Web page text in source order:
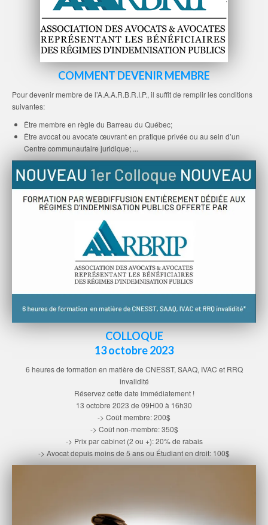
COMMENT DEVENIR MEMBRE
Pour devenir membre de l’A.A.A.R.B.R.I.P., il suffit de remplir les conditions
suivantes:
Être membre en règle du Barreau du Québec;
Être avocat ou avocate œuvrant en pratique privée ou au sein d’un
Centre communautaire juridique; ...
COLLOQUE
13 octobre 2023
6 heures de formation en matière de CNESST, SAAQ, IVAC et RRQ
invalidité
Réservez cette date immédiatement !
13 octobre 2023 de 09H00 à 16h30
-> Coût membre: 200$
-> Coût non-membre: 350$
-> Prix par cabinet (2 ou +): 20% de rabais
-> Avocat depuis moins de 5 ans ou Étudiant en droit: 100$